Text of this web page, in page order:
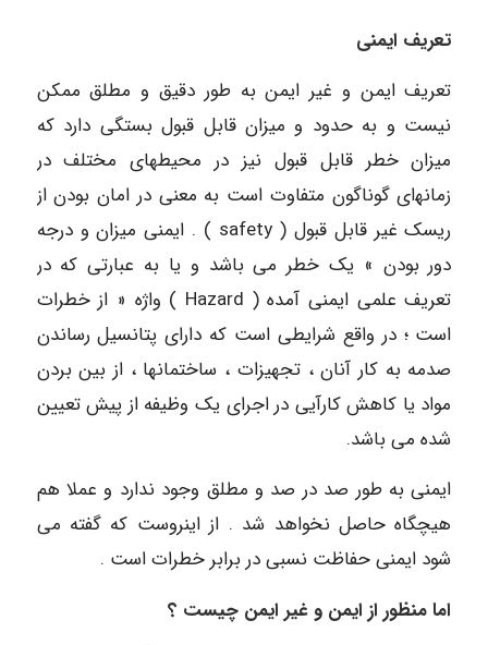
تعریف ایمنی
تعریف ایمن و غیر ایمن به طور دقیق و مطلق ممکن
نیست و به حدود و میزان قابل قبول بستگی دارد که
میزان خطر قابل قبول نیز در محیطهای مختلف در
زماﻧﻬای گوناگون متفاوت است به معنی در امان بودن از
ریسک غیر قابل قبول ( safety ) . ایمنی میزان و درجه
دور بودن » یک خطر می باشد و یا به عبارتی که در
تعریف علمی ایمنی آمده ( Hazard ) واژه « از خطرات
است ؛ در واقع شرایطی است که دارای پتانسیل رساندن
صدمه به کار آنان ، تجهیزات ، ساختمانها ، از بین بردن
مواد یا کاهش کارآیی در اجرای یک وظیفه از پیش تعیین
شده می باشد.
ایمنی به طور صد در صد و مطلق وجود ندارد و عملا هم
هیچگاه حاصل نخواهد شد . از اینروست که گفته می
شود ایمنی حفاظت نسبی در برابر خطرات است .
اما منظور از ایمن و غیر ایمن چیست ؟